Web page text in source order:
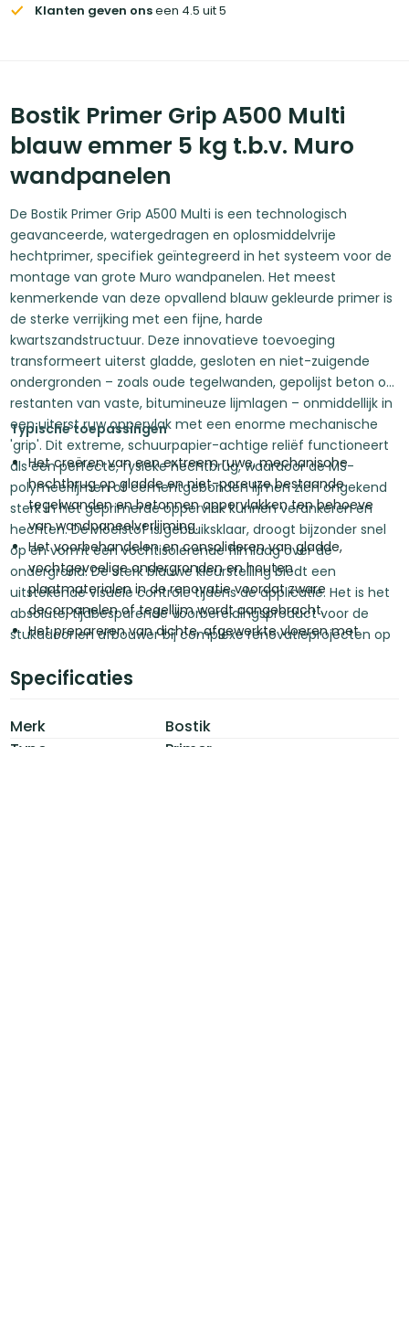
Klanten geven onseen 4.5 uit 5
Bostik Primer Grip A500 Multi
blauw emmer 5 kg t.b.v. Muro
wandpanelen
De Bostik Primer Grip A500 Multi is een technologisch
geavanceerde, watergedragen en oplosmiddelvrije
hechtprimer, specifiek geïntegreerd in het systeem voor de
montage van grote Muro wandpanelen. Het meest
kenmerkende van deze opvallend blauw gekleurde primer is
de sterke verrijking met een fijne, harde
kwartszandstructuur. Deze innovatieve toevoeging
transformeert uiterst gladde, gesloten en niet-zuigende
ondergronden – zoals oude tegelwanden, gepolijst beton of
restanten van vaste, bitumineuze lijmlagen – onmiddellijk in
een uiterst ruw oppervlak met een enorme mechanische
'grip'. Dit extreme, schuurpapier-achtige reliëf functioneert
als een perfecte, fysieke hechtbrug, waardoor de MS-
polymeerlijmen of cementgebonden lijmen zich ongekend
sterk in het geprimerde oppervlak kunnen verankeren en
hechten. De vloeistof is gebruiksklaar, droogt bijzonder snel
op en vormt een vochtisolerende filmlaag over de
ondergrond. De sterk blauwe kleurstelling biedt een
uitstekende visuele controle tijdens de applicatie. Het is het
absolute, tijdbesparende voorbereidingsproduct voor de
stukadoor en afbouwer bij complexe renovatieprojecten op
Typische toepassingen
Het creëren van een extreem ruwe, mechanische
hechtbrug op gladde en niet-poreuze bestaande
tegelwanden en betonnen oppervlakken ten behoeve
van wandpaneelverlijming.
Het voorbehandelen en consolideren van gladde,
vochtgevoelige ondergronden en houten
plaatmaterialen in de renovatie voordat zware
decorpanelen of tegellijm wordt aangebracht.
Het prepareren van dichte, afgewerkte vloeren met
en veilige aanhechting van egalisatiemiddelen of
Specificaties
Merk
Bostik
Type
Primer